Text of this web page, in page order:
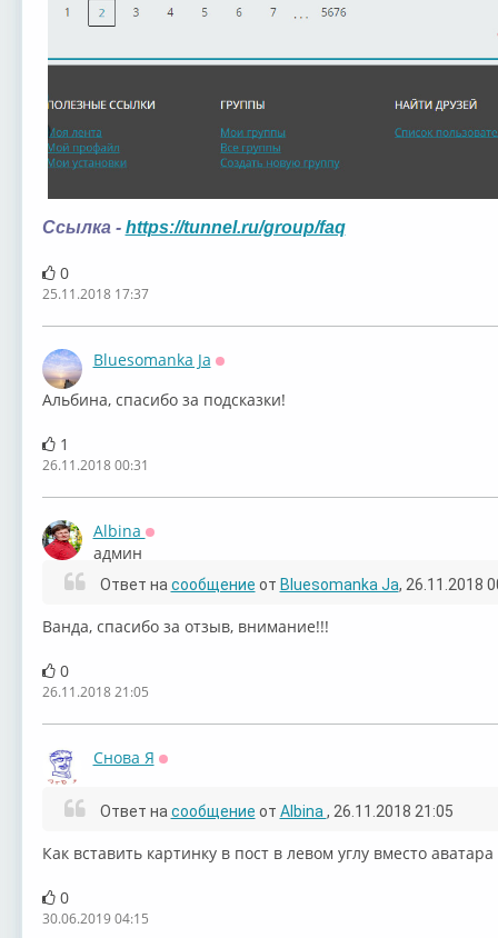
Ссылка - https://tunnel.ru/group/faq
0
25.11.2018 17:37
Bluesomanka Ja
Альбина, спасибо за подсказки!
1
26.11.2018 00:31
Albina
Оффлайн
админ
Ответ на сообщение от Bluesomanka Ja, 26.11.2018
Ванда, спасибо за отзыв, внимание!!!
0
26.11.2018 21:05
Снова Я
Ответ на сообщение от Albina , 26.11.2018 21:05
Как вставить картинку в пост в левом углу вместо
0
30.06.2019 04:15